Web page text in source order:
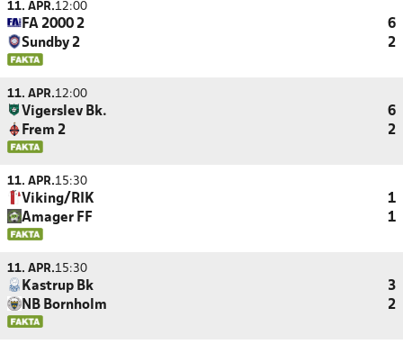
11. APR.12:00
FA 2000 2
6
Sundby 2
2
11. APR.12:00
Vigerslev Bk.
6
Frem 2
2
11. APR.15:30
Viking/RIK
1
Amager FF
1
11. APR.15:30
Kastrup Bk
3
NB Bornholm
2